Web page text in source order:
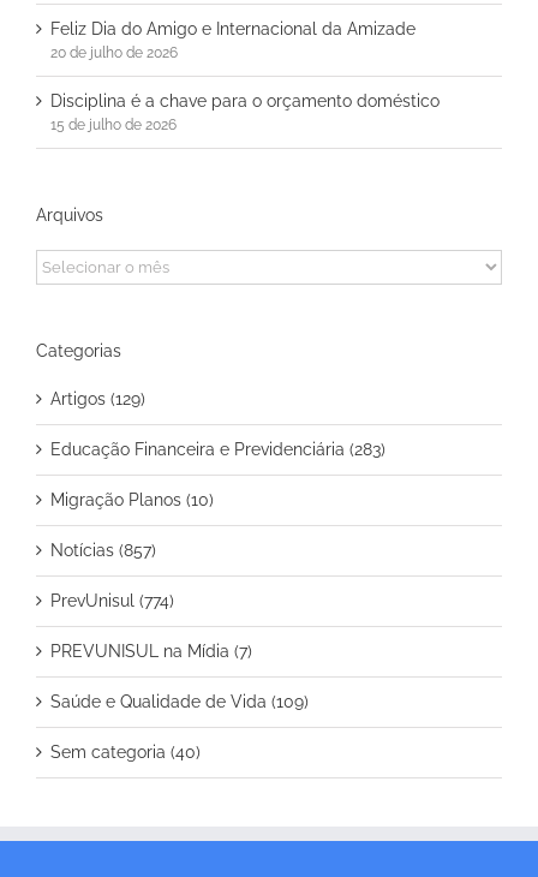
Feliz Dia do Amigo e Internacional da Amizade
20 de julho de 2026
Disciplina é a chave para o orçamento doméstico
15 de julho de 2026
Arquivos
Arquivos
Categorias
Artigos (129)
Educação Financeira e Previdenciária (283)
Migração Planos (10)
Notícias (857)
PrevUnisul (774)
PREVUNISUL na Mídia (7)
Saúde e Qualidade de Vida (109)
Sem categoria (40)